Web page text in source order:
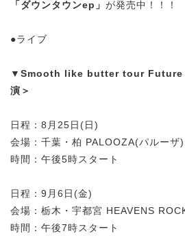
「ダウンタウンep」 が発売中！！！
●ライブ
▼ Smooth like butter tour Future
演＞
日程：8月25日(日)
会場：千葉・柏 PALOOZA(パルーザ)
時間：午後5時スタート
日程：9月6日(金)
会場：栃木・宇都宮 HEAVENS
時間：午後7時スタート